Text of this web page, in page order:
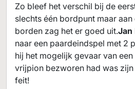
Zo bleef het verschil bij de
slechts één bordpunt maar
borden zag het er goed uit.Jan
naar een paardeindspel met 2
hij het mogelijk gevaar van
vrijpion bezworen had was
feit!